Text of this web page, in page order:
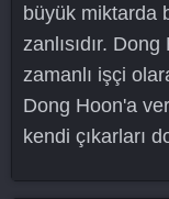
büyük miktarda
zanlısıdır.
zamanlı işçi
Dong Hoon'a
kendi çıkarları